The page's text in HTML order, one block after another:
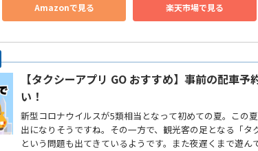
Amazonで見る 楽天市場で見る
【タクシーアプリ GO おすすめ】事前の配車
い！
新型コロナウイルスが5類相当となって初めての夏。この
出になりそうですね。その一方で、観光客の足となる「タ
という問題も出てきているようです。また夜遅くまで遊ん